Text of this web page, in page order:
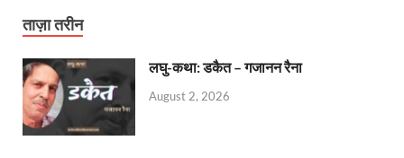
ताज़ा तरीन
लघु-कथा: डकैत – गजानन रैना
August 2, 2026